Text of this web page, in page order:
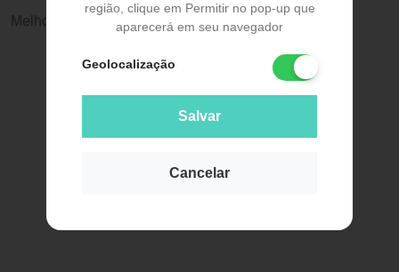
região, clique em Permitir no pop-up que
aparecerá em seu navegador
Geolocalização
Salvar
Cancelar
Melhor preço: R$ 103,10